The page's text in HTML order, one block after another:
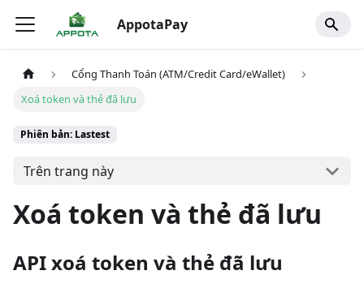
AppotaPay
Cổng Thanh Toán (ATM/Credit Card/eWallet)
Xoá token và thẻ đã lưu
Phiên bản: Lastest
Trên trang này
Xoá token và thẻ đã lưu
API xoá token và thẻ đã lưu